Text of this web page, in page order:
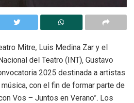
Mitre, Luis Medina Zar y el
del Teatro (INT), Gustavo
2025 destinada a artistas
con el fin de formar parte de
Vos – Juntos en Verano”. Los